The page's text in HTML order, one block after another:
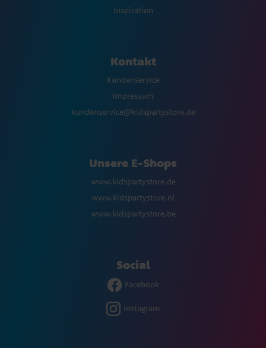
Inspiration
Kontakt
Kundenservice
Impressum
kundenservice@kidspartystore.de
Unsere E-Shops
www.kidspartystore.de
www.kidspartystore.nl
www.kidspartystore.be
Social
Facebook
Instagram